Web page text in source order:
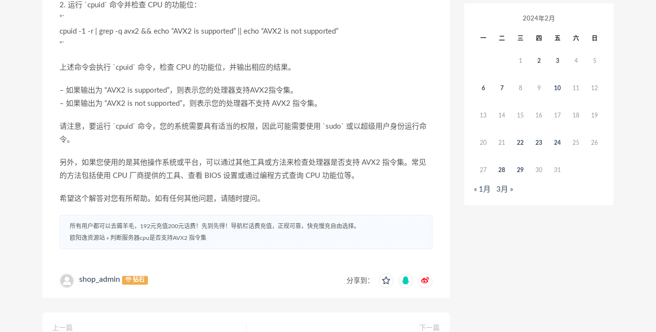
2. 运行 `cpuid` 命令并检查 CPU 的功能位：
“`
cpuid -1 -r | grep -q avx2 && echo “AVX2 is supported” || echo “AVX2 is not supported”
“`
上述命令会执行 `cpuid` 命令，检查 CPU 的功能位，并输出相应的结果。
– 如果输出为 “AVX2 is supported”，则表示您的处理器支持AVX2指令集。
– 如果输出为 “AVX2 is not supported”，则表示您的处理器不支持 AVX2 指令集。
请注意，要运行 `cpuid` 命令，您的系统需要具有适当的权限，因此可能需要使用 `sudo` 或以超级用户身份运行命
令。
另外，如果您使用的是其他操作系统或平台，可以通过其他工具或方法来检查处理器是否支持 AVX2 指令集。常见
的方法包括使用 CPU 厂商提供的工具、查看 BIOS 设置或通过编程方式查询 CPU 功能位等。
希望这个解答对您有所帮助。如有任何其他问题，请随时提问。
所有用户都可以去薅羊毛，192元充值200元话费！先到先得！导航栏话费充值，正规可靠，快充慢充自由选择。
欧阳逸资源站 » 判断服务器cpu是否支持AVX2 指令集
shop_admin 钻石 分享到：
上一篇
下一篇
2024年2月
一 二 三 四 五 六 日
1 2 3 4 5
6 7 8 9 10 11 12
13 14 15 16 17 18 19
20 21 22 23 24 25 26
27 28 29 30 31
« 1月 3月 »